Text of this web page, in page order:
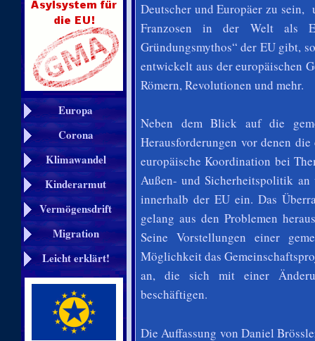
Europa
Corona
Klimawandel
Kinderarmut
Vermögensdrift
Migration
Leicht erklärt!
Deutscher und Europäer zu sein,
Franzosen in der Welt als
Gründungsmythos“ der EU gibt,
entwickelt aus der europäischen
Römern, Revolutionen und mehr.
Neben dem Blick auf die
Herausforderungen vor denen
europäische Koordination bei
Außen- und Sicherheitspolitik
innerhalb der EU ein. Das
gelang aus den Problemen
Seine Vorstellungen einer
Möglichkeit das
an, die sich mit einer
beschäftigen.
Die Auffassung von Daniel